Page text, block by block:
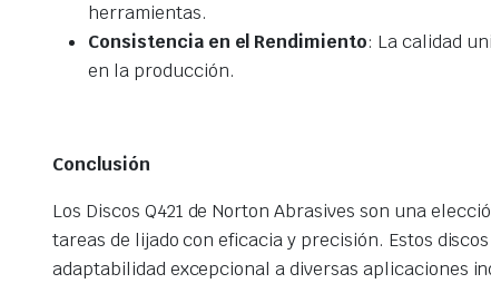
herramientas.
Consistencia en el Rendimiento: La calidad
en la producción.
Conclusión
Los Discos Q421 de Norton Abrasives son una
tareas de lijado con eficacia y precisión. Estos
adaptabilidad excepcional a diversas aplicaciones